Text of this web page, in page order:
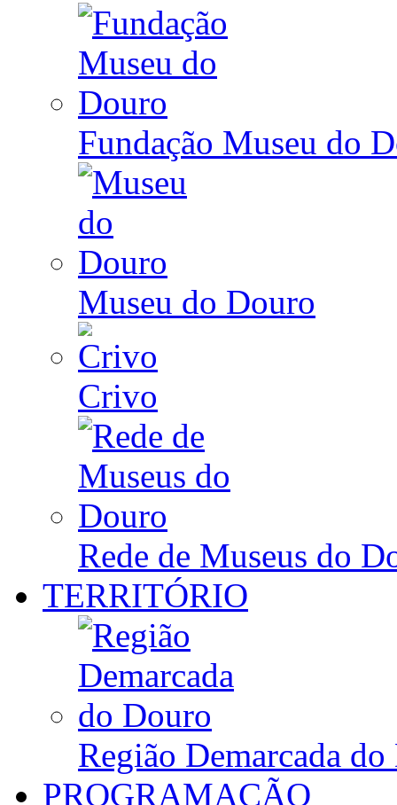
Fundação Museu do
Museu do Douro
Crivo
Rede de Museus do
TERRITÓRIO
Região Demarcada
PROGRAMAÇÃO